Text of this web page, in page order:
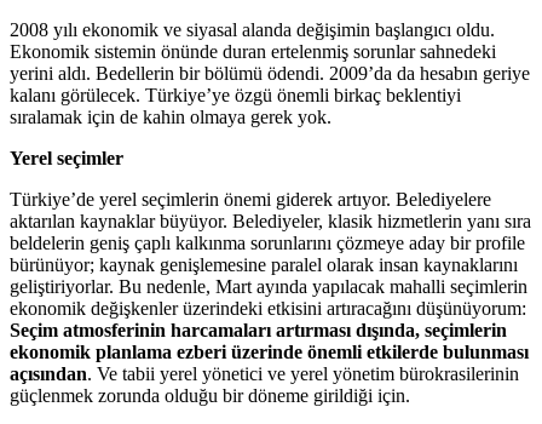
2008 yılı ekonomik ve siyasal alanda değişimin başlangıcı oldu.
Ekonomik sistemin önünde duran ertelenmiş sorunlar sahnedeki
yerini aldı. Bedellerin bir bölümü ödendi. 2009’da da hesabın geriye
kalanı görülecek. Türkiye’ye özgü önemli birkaç beklentiyi
sıralamak için de kahin olmaya gerek yok.
Yerel seçimler
Türkiye’de yerel seçimlerin önemi giderek artıyor. Belediyelere
aktarılan kaynaklar büyüyor. Belediyeler, klasik hizmetlerin yanı sıra
beldelerin geniş çaplı kalkınma sorunlarını çözmeye aday bir profile
bürünüyor; kaynak genişlemesine paralel olarak insan kaynaklarını
geliştiriyorlar. Bu nedenle, Mart ayında yapılacak mahalli seçimlerin
ekonomik değişkenler üzerindeki etkisini artıracağını düşünüyorum:
Seçim atmosferinin harcamaları artırması dışında, seçimlerin
ekonomik planlama ezberi üzerinde önemli etkilerde bulunması
açısından. Ve tabii yerel yönetici ve yerel yönetim bürokrasilerinin
güçlenmek zorunda olduğu bir döneme girildiği için.